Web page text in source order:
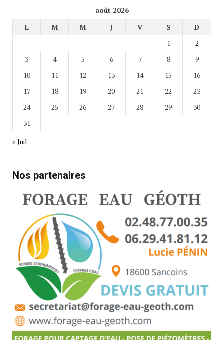
août 2026
L
M M J V S
D
1
2
3
4 5 6 7 8
9
10
11 12 13 14 15
16
17
18 19 20 21 22
23
24
25 26 27 28 29
30
31
« Juil
Nos partenaires